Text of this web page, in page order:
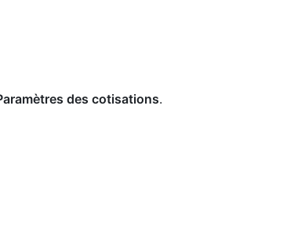
des cotisations.